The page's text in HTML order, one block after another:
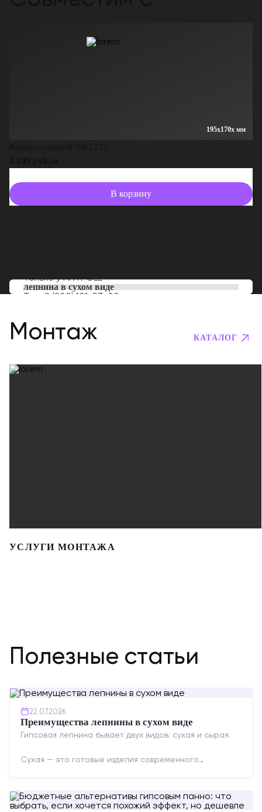
195x170x мм
В корзину
Только уARTPOLE
лепнина в сухом виде
Тел: 8 (800) 101-53-00
Монтаж КАТАЛОГ
УСЛУГИ МОНТАЖА
Полезные статьи
22.07.2026
Преимущества лепнины в сухом виде
Гипсовая лепнина бывает двух видов: сухая и сырая.
Сухая — это готовые изделия современного